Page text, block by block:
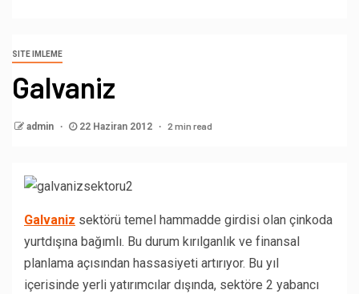
SITE IMLEME
Galvaniz
admin 22 Haziran 2012 2 min read
Galvaniz sektörü temel hammadde girdisi olan çinkoda
yurtdışına bağımlı. Bu durum kırılganlık ve finansal
planlama açısından hassasiyeti artırıyor. Bu yıl
içerisinde yerli yatırımcılar dışında, sektöre 2 yabancı